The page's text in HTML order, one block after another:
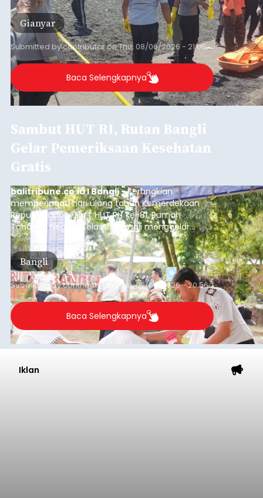
Gianyar
Submitted bycontributoronThu, 08/06/2026 - 21:06
Baca Selengkapnya
Sambut HUT RI, Rutan Bangli
Gelar Pemeriksaan Kesehatan
Gratis
balitribune.co.id I Bangli -Serangkian
memperingati hari ulang tahun Kemerdekaan
Republik Indonesia ( HUT RI) ke-81, Rumah
Tahanan Negara Kelas II B Bangli menggelar
kegiatan pemeriksaan kesehatan gratis, Rabu
(6/8/2026).
Bangli
Submitted bycontributor Thu, 08/06/2026 - 20:56
Baca Selengkapnya
Iklan